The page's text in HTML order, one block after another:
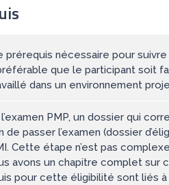
prérequis nécessaire pour
que le participant soit
dans un environnement
PMP, un dossier qui
de passer l’examen (dossier
Cette étape n’est pas
avons un chapitre complet sur
pour cette éligibilité sont liés